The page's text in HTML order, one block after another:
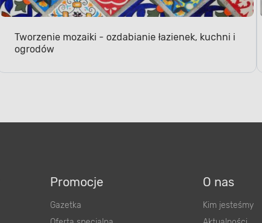
Tworzenie mozaiki - ozdabianie łazienek, kuchni i
ogrodów
Promocje
Gazetka
O nas
Kim jesteśmy